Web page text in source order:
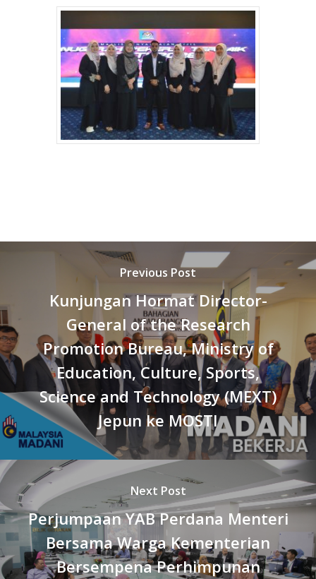
Previous Post
Kunjungan Hormat Director-
General of the Research
Promotion Bureau, Ministry of
Education, Culture, Sports,
Science and Technology (MEXT)
Jepun ke MOSTI
Next Post
Perjumpaan YAB Perdana Menteri
Bersama Warga Kementerian
Bersempena Perhimpunan